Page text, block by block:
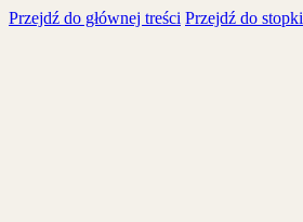
Przejdź do głównej treści Przejdź do stopki